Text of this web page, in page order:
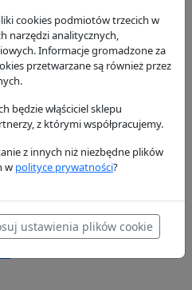
Donaldson
268.12 zł
Filtr kabinowy
Donaldson
141.38 zł
cookies podmiotów trzecich w
narzędzi analitycznych,
Informacje gromadzone za
przetwarzane są również przez
będzie włąściciel sklepu
z którymi współpracujemy.
z innych niż niezbędne plików
w polityce prywatności?
ustawienia plików cookie